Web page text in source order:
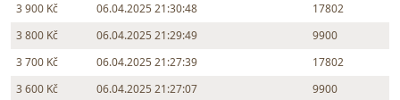
3 900 Kč
06.04.2025 21:30:48
17802
3 800 Kč
06.04.2025 21:29:49
9900
3 700 Kč
06.04.2025 21:27:39
17802
3 600 Kč
06.04.2025 21:27:07
9900